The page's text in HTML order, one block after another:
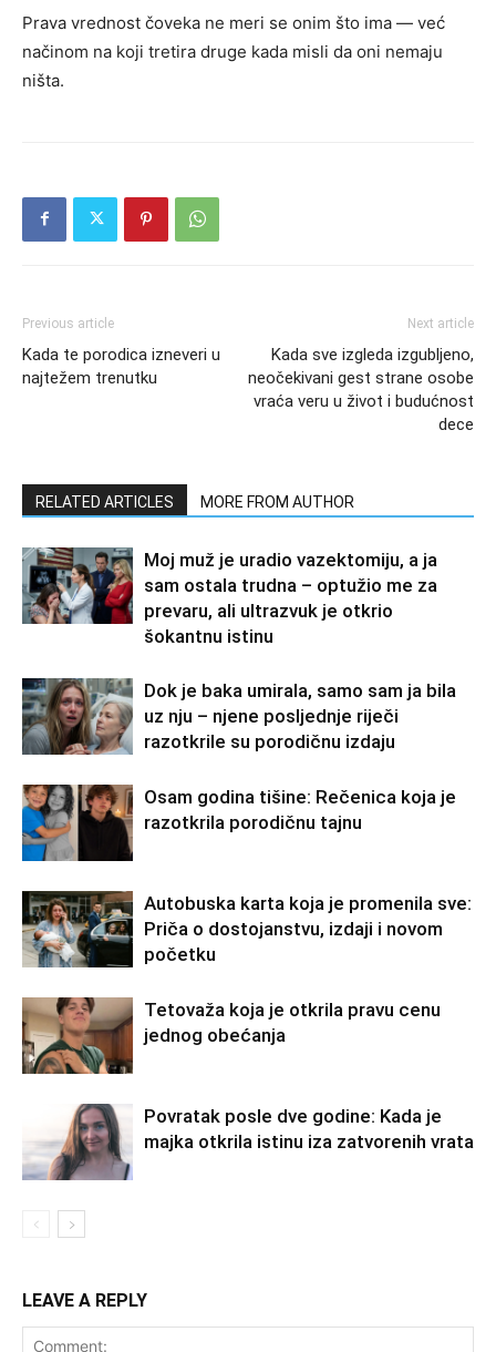
Prava vrednost čoveka ne meri se onim što ima — već
načinom na koji tretira druge kada misli da oni nemaju
ništa.
Previous article
Kada te porodica izneveri u
najtežem trenutku
Next article
Kada sve izgleda izgubljeno,
neočekivani gest strane osobe
vraća veru u život i budućnost
dece
RELATED ARTICLES MORE FROM AUTHOR
Moj muž je uradio vazektomiju, a ja
sam ostala trudna – optužio me za
prevaru, ali ultrazvuk je otkrio
šokantnu istinu
Dok je baka umirala, samo sam ja bila
uz nju – njene posljednje riječi
razotkrile su porodičnu izdaju
Osam godina tišine: Rečenica koja je
razotkrila porodičnu tajnu
Autobuska karta koja je promenila sve:
Priča o dostojanstvu, izdaji i novom
početku
Tetovaža koja je otkrila pravu cenu
jednog obećanja
Povratak posle dve godine: Kada je
majka otkrila istinu iza zatvorenih vrata
LEAVE A REPLY